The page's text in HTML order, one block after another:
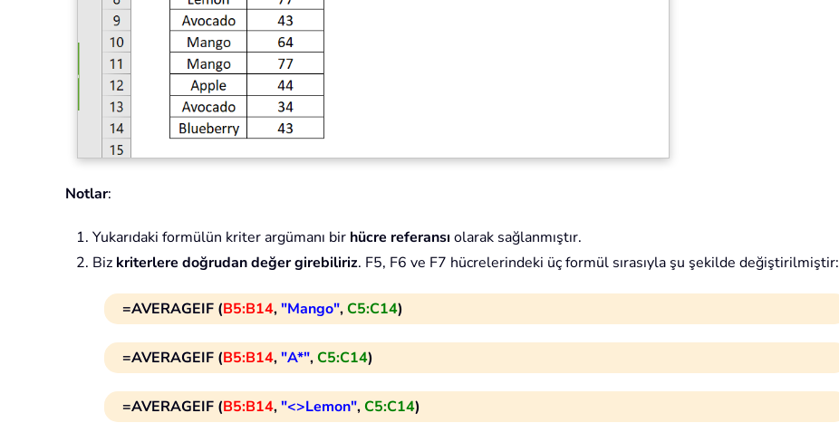
Notlar:
Yukarıdaki formülün kriter argümanı bir hücre referansı olarak sağlanmıştır.
Biz kriterlere doğrudan değer girebiliriz. F5, F6 ve F7 hücrelerindeki üç formül sırasıyla şu şekilde değiştirilmiştir:
=AVERAGEIF (B5:B14,"Mango",C5:C14)
=AVERAGEIF (B5:B14,"A*",C5:C14)
=AVERAGEIF (B5:B14,"<>Lemon",C5:C14)